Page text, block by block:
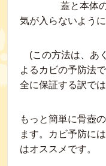
蓋と本体の境
気が入らないよう
(この方法は、あ
よるカビの予防法
全に保証する訳で
もっと簡単に骨壺
ます。カビ予防に
はオススメです。